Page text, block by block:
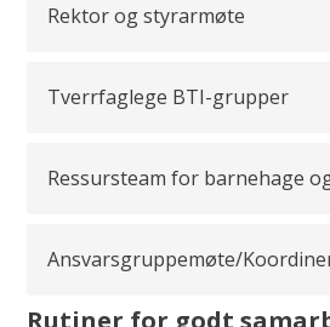
t
Rektor og styrarmøte
Tverrfaglege BTI-grupper
Ressursteam for barnehage
Ansvarsgruppemøte/
Rutiner for godt